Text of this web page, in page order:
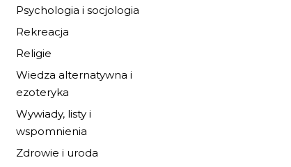
Psychologia i socjologia
Rekreacja
Religie
Wiedza alternatywna i
ezoteryka
Wywiady, listy i
wspomnienia
Zdrowie i uroda